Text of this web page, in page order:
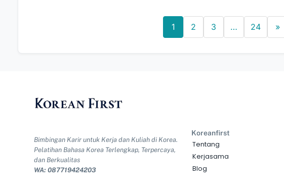
1 2 3 … 24 »
Bimbingan Karir untuk Kerja dan Kuliah di Korea.
Pelatihan Bahasa Korea Terlengkap, Terpercaya,
dan Berkualitas
WA: 087719424203
Koreanfirst
Tentang
Kerjasama
Blog